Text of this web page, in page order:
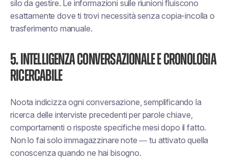
silo da gestire. Le informazioni sulle riunioni fluiscono
esattamente dove ti trovi necessità senza copia-incolla o
trasferimento manuale.
5. Intelligenza conversazionale e cronologia
ricercabile
Noota indicizza ogni conversazione, semplificando la
ricerca delle interviste precedenti per parole chiave,
comportamenti o risposte specifiche mesi dopo il fatto.
Non lo fai soloimmagazzinare note — tu attivato quella
conoscenza quando ne hai bisogno.